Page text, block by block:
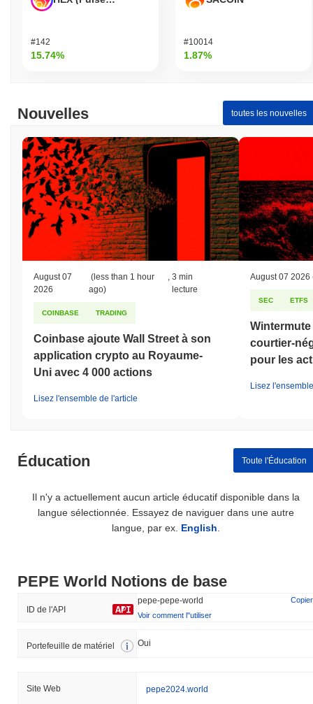
Quel est le volume de trading quotidien actuel de
Au cours des dernières 24 heures, le volume de trading de PEPE
World s'élève à
Plus Bas Historique (ATL) :€0.00
PEPE World se négocie actuellement ~99.71%en dessous de
son ATH .
Comment PEPE World performe-t-il par rapport au
marché crypto plus large ?
Au cours des 7 derniers jours, PEPE World a a gagné0.00%,
surpassant le marché crypto global qui a affiché une baisse de
0.18% . Cela indique une performance solide de l'action des prix
de PEPE par rapport à la dynamique du marché plus large.
#142
15.74%
#10014
1.87%
Nouvelles toutes les nouvelles
August 07
2026
(less than 1 hour
ago)
, 3 min
lecture
COINBASE TRADING
Coinbase ajoute Wall Street à son
application crypto au Royaume-
Uni avec 4 000 actions
Lisez l'ensemble de l'article
August 07 2026
SEC ETFS
courtier-
pour les
Lisez
Éducation Toute l'Éducation
Il n'y a actuellement aucun article éducatif disponible dans la
langue sélectionnée. Essayez de naviguer dans une autre
langue, par ex. English.
PEPE World Notions de base
ID de l'API
pepe-pepe-world
Copier
Voir comment l''utiliser
Portefeuille de matériel Oui
Site Web pepe2024.world